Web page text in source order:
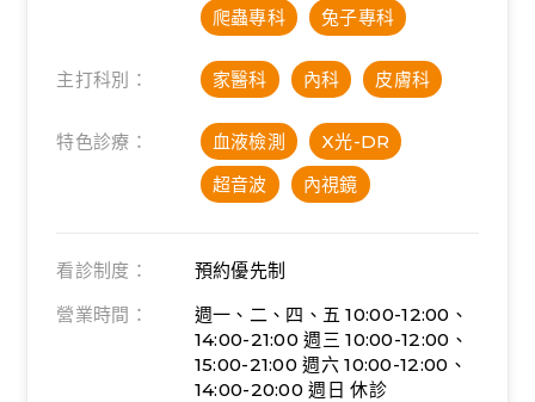
爬蟲專科
兔子專科
主打科別： 家醫科 內科 皮膚科
特色診療： 血液檢測
X光-DR
超音波
內視鏡
看診制度：
預約優先制
營業時間：
週一、二、四、五 10:00-12:00、
14:00-21:00 週三 10:00-12:00、
15:00-21:00 週六 10:00-12:00、
14:00-20:00 週日 休診